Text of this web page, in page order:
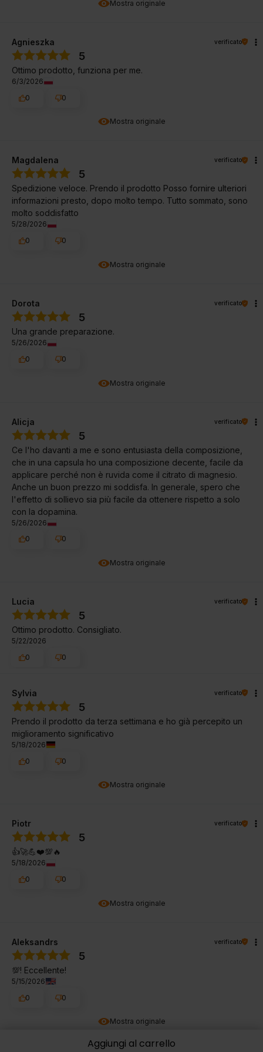
Aggiungi al carrello
Mostra originale
Mostra originale
Agnieszka verificato
5
Ottimo prodotto, funziona per me.
6/3/2026
0
0
Mostra originale
Magdalena verificato
5
Spedizione veloce. Prendo il prodotto Posso fornire ulteriori
informazioni presto, dopo molto tempo. Tutto sommato, sono
molto soddisfatto
5/28/2026
0
0
Mostra originale
Dorota verificato
5
Una grande preparazione.
5/26/2026
0
0
Mostra originale
Alicja verificato
5
Ce l'ho davanti a me e sono entusiasta della composizione,
che in una capsula ho una composizione decente, facile da
applicare perché non è ruvida come il citrato di magnesio.
Anche un buon prezzo mi soddisfa. In generale, spero che
l'effetto di sollievo sia più facile da ottenere rispetto a solo
con la dopamina.
5/26/2026
0
0
Lucia verificato
5
Ottimo prodotto. Consigliato.
5/22/2026
0
0
Mostra originale
Sylvia verificato
5
Prendo il prodotto da terza settimana e ho già percepito un
miglioramento significativo
5/18/2026
0
0
Mostra originale
Piotr verificato
5
👍️🚀💪❤️💯🔥
5/18/2026
0
0
Mostra originale
Aleksandrs verificato
5
💯! Eccellente!
5/15/2026
0
0